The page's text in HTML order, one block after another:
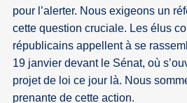
pour l’alerter. Nous exigeons un
cette question cruciale. Les élus
républicains appellent à se
19 janvier devant le Sénat, où
projet de loi ce jour là. Nous
prenante de cette action.